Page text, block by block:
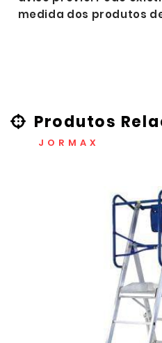
medida dos produtos
Produtos
JORMAX